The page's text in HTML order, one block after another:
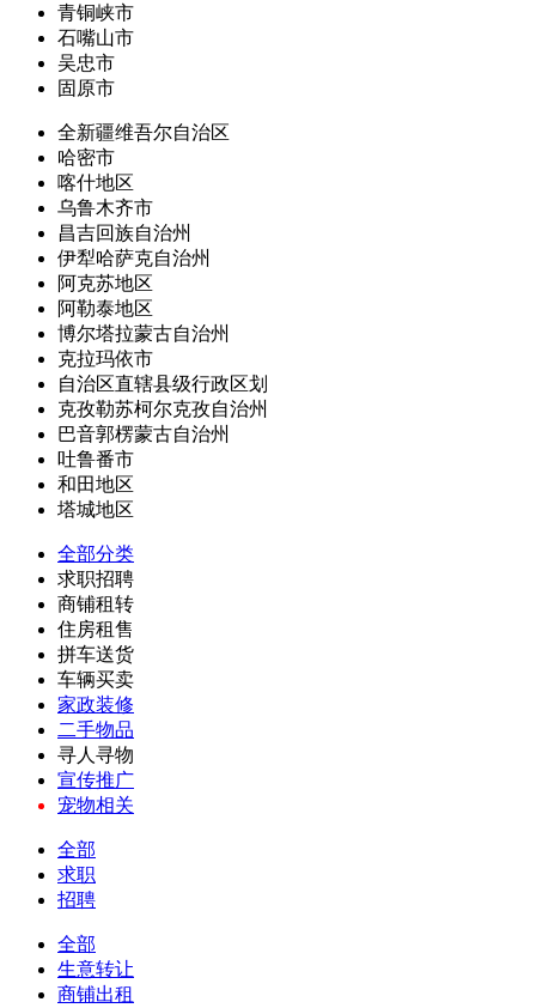
青铜峡市
石嘴山市
吴忠市
固原市
全新疆维吾尔自治区
哈密市
喀什地区
乌鲁木齐市
昌吉回族自治州
伊犁哈萨克自治州
阿克苏地区
阿勒泰地区
博尔塔拉蒙古自治州
克拉玛依市
自治区直辖县级行政区划
克孜勒苏柯尔克孜自治州
巴音郭楞蒙古自治州
吐鲁番市
和田地区
塔城地区
全部分类
求职招聘
商铺租转
住房租售
拼车送货
车辆买卖
家政装修
二手物品
寻人寻物
宣传推广
宠物相关
全部
求职
招聘
全部
生意转让
商铺出租